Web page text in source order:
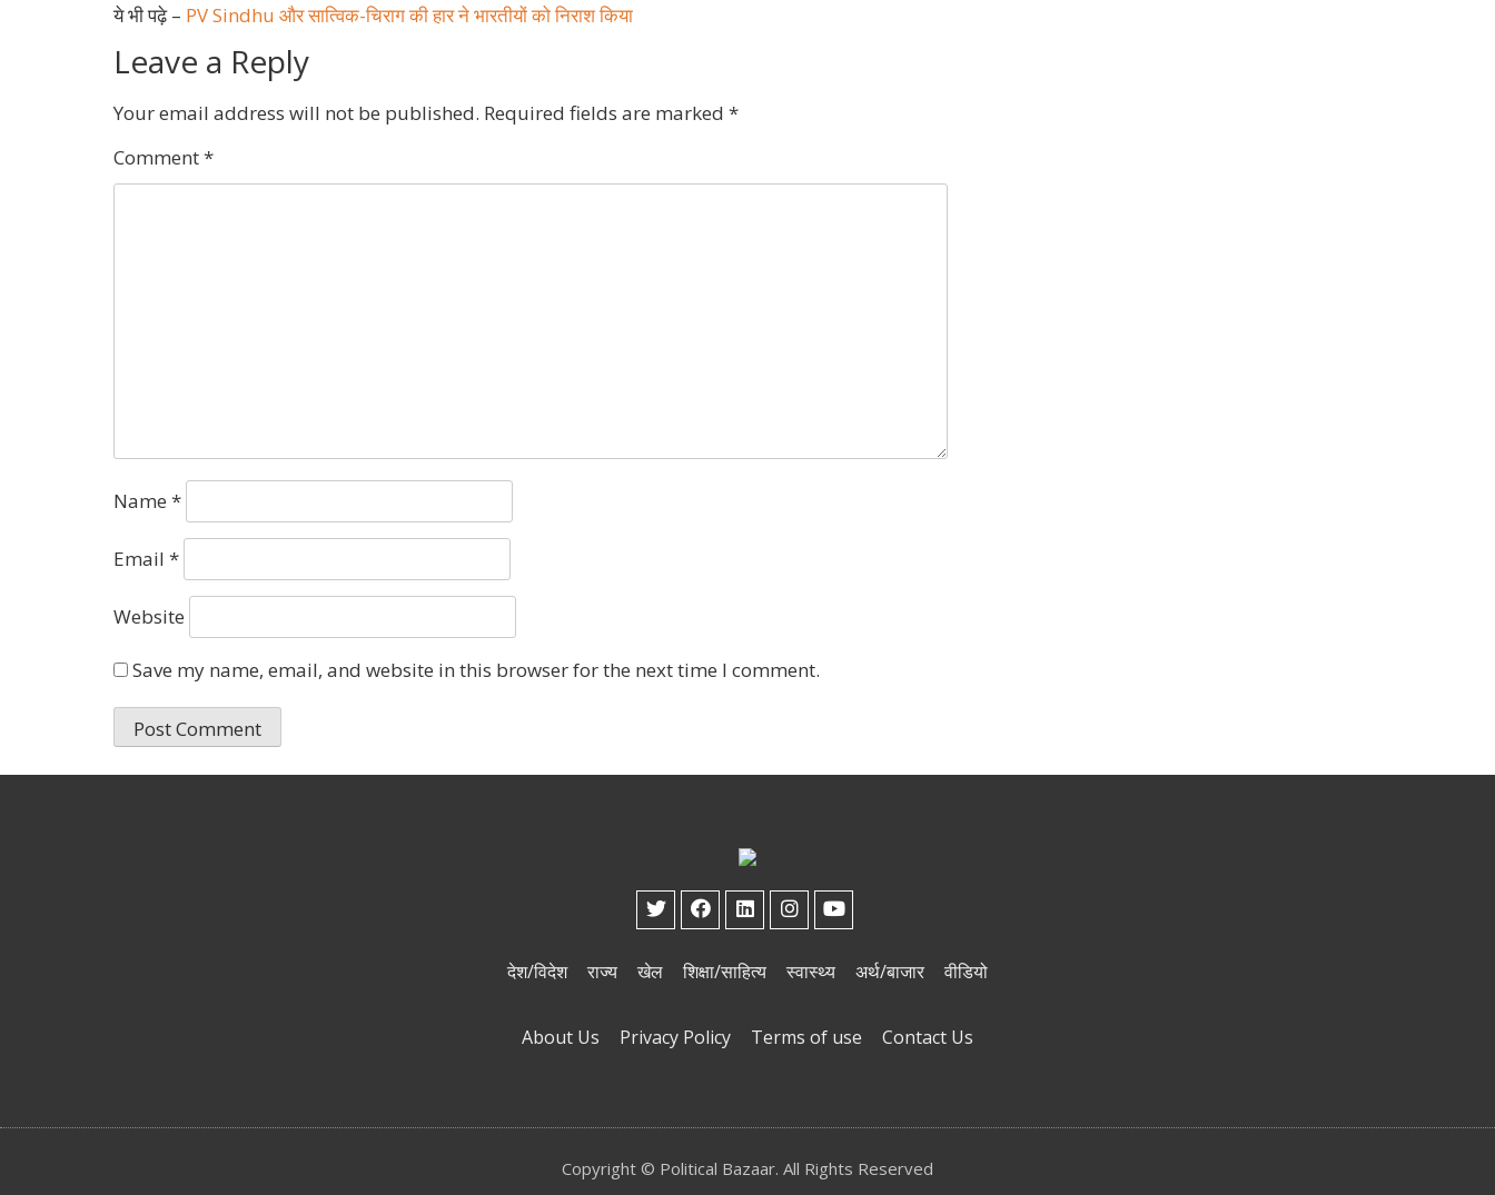
ये भी पढ़े – PV Sindhu और सात्विक-चिराग की हार ने भारतीयों को निराश किया
Leave a Reply
Your email address will not be published. Required fields are marked *
Comment*
Name *
Email *
Website
Save my name, email, and website in this browser for the next time I comment.
देश/विदेश राज्य खेल शिक्षा/साहित्य स्वास्थ्य अर्थ/बाजार वीडियो
About Us Privacy Policy Terms of use Contact Us
Copyright © Political Bazaar. All Rights Reserved